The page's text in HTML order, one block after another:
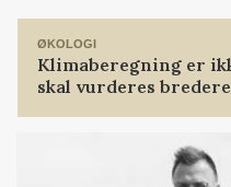
ØKOLOGI
Klimaberegning er
skal vurderes bredere